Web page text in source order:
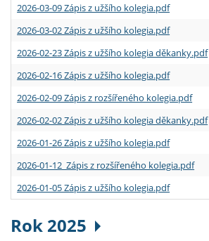
2026-03-09 Zápis z užšího kolegia.pdf
2026-03-02 Zápis z užšího kolegia.pdf
2026-02-23 Zápis z užšího kolegia děkanky.pdf
2026-02-16 Zápis z užšího kolegia.pdf
2026-02-09 Zápis z rozšířeného kolegia.pdf
2026-02-02 Zápis z užšího kolegia děkanky.pdf
2026-01-26 Zápis z užšího kolegia.pdf
2026-01-12 Zápis z rozšířeného kolegia.pdf
2026-01-05 Zápis z užšího kolegia.pdf
Rok 2025